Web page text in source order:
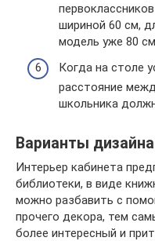
шириной 60 см,
модель уже 80
Когда на столе
расстояние
школьника
Варианты
Интерьер кабинета
библиотеки, в виде
можно разбавить с
прочего декора, тем
более интересный и